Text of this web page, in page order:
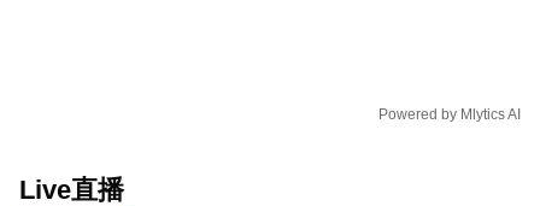
Powered by Mlytics AI
Live直播